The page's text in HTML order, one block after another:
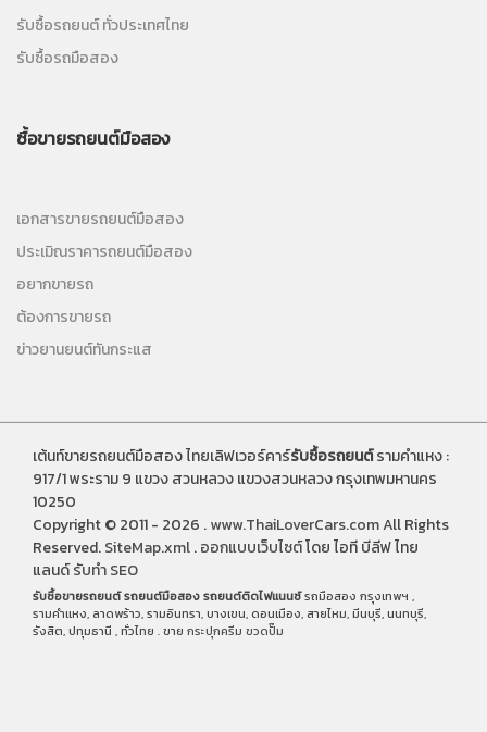
รับซื้อรถยนต์ ทั่วประเทศไทย
รับซื้อรถมือสอง
ซื้อขายรถยนต์มือสอง
เอกสารขายรถยนต์มือสอง
ประเมิณราคารถยนต์มือสอง
อยากขายรถ
ต้องการขายรถ
ข่าวยานยนต์ทันกระแส
เต้นท์ขายรถยนต์มือสอง ไทยเลิฟเวอร์คาร์รับซื้อรถยนต์รามคำแหง :
917/1 พระราม 9 แขวง สวนหลวง แขวงสวนหลวง กรุงเทพมหานคร
10250
Copyright © 2011 - 2026 .www.ThaiLoverCars.comAll Rights
Reserved.SiteMap.xml.ออกแบบเว็บไซต์โดย ไอที บีลีฟ ไทย
แลนด์รับทำ SEO
รับซื้อขายรถยนต์รถยนต์มือสองรถยนต์ติดไฟแนนซ์รถมือสอง กรุงเทพฯ ,
รามคำแหง, ลาดพร้าว, รามอินทรา, บางเขน, ดอนเมือง, สายไหม, มีนบุรี, นนทบุรี,
รังสิต, ปทุมธานี , ทั่วไทย . ขาย กระปุกครีม ขวดปั๊ม